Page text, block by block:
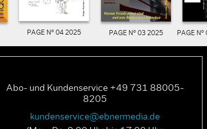
PAGE N° 04 2025 PAGE N° 03 2025 PAGE
Abo- und Kundenservice +49 731 88005-
8205
kundenservice@ebnermedia.de